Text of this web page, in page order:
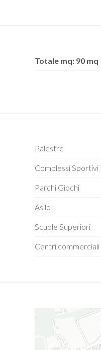
Totale mq: 90 mq
Palestre
Complessi Sportivi
Parchi Giochi
Asilo
Scuole Superiori
Centri commerciali